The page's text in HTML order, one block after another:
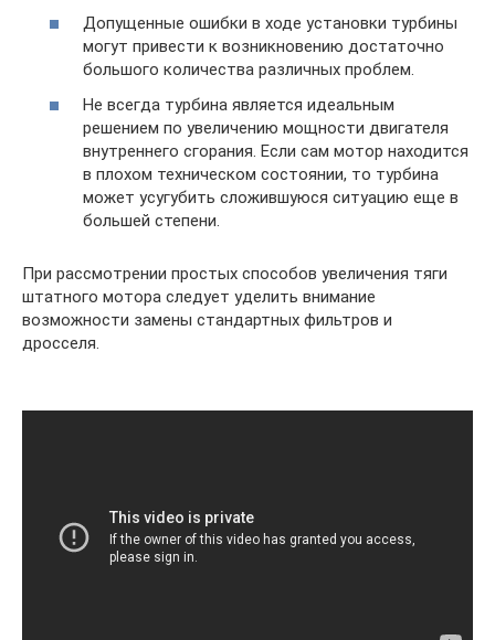
Допущенные ошибки в ходе установки турбины
могут привести к возникновению достаточно
большого количества различных проблем.
Не всегда турбина является идеальным
решением по увеличению мощности двигателя
внутреннего сгорания. Если сам мотор находится
в плохом техническом состоянии, то турбина
может усугубить сложившуюся ситуацию еще в
большей степени.
При рассмотрении простых способов увеличения тяги
штатного мотора следует уделить внимание
возможности замены стандартных фильтров и
дросселя.